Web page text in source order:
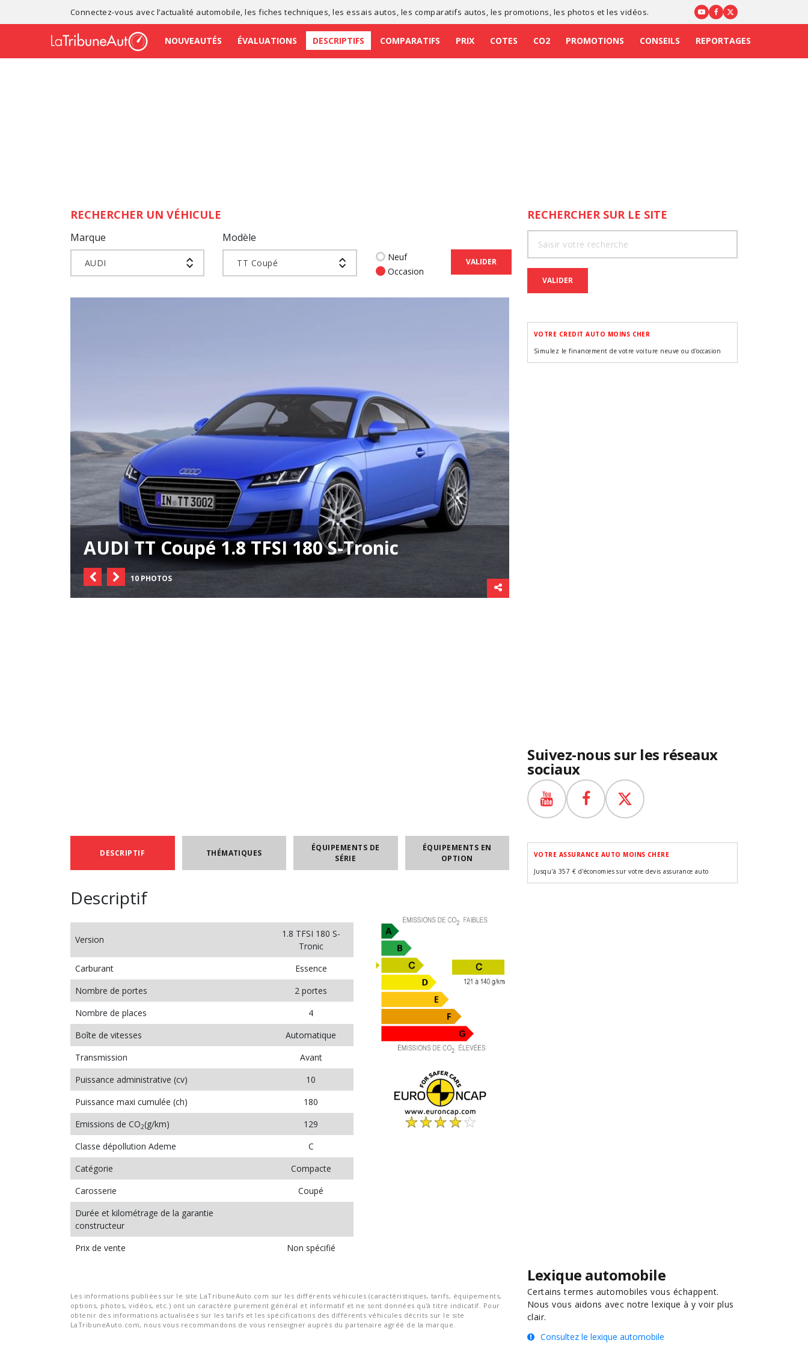
Connectez-vous avec l’actualité automobile , lesfiches techniques , lesessais autos , les comparatifs autos , les promotions , les photos et les vidéos.
NOUVEAUTÉS ÉVALUATIONS DESCRIPTIFS COMPARATIFS PRIX COTES CO2 PROMOTIONS CONSEILS REPORTAGES
RECHERCHER UN VÉHICULE
Marque
AUDI
Modèle
TT Coupé
Neuf
Occasion
VALIDER
AUDI TT Coupé 1.8 TFSI 180 S-Tronic
10 PHOTOS
DESCRIPTIF THÉMATIQUES
ÉQUIPEMENTS DE
SÉRIE
ÉQUIPEMENTS EN
OPTION
Descriptif
Version
1.8 TFSI 180 S-
Tronic
Carburant
Essence
Nombre de portes
2 portes
Nombre de places
4
Boîte de vitesses
Automatique
Transmission
Avant
Puissance administrative (cv)
10
Puissance maxi cumulée (ch)
180
Emissions de CO2(g/km)
129
Classe dépollution Ademe
C
Catégorie
Compacte
Carosserie
Coupé
Durée et kilométrage de la garantie
constructeur
Prix de vente
Non spécifié
Les informations publiées sur le site LaTribuneAuto.com sur les différents véhicules (caractéristiques, tarifs, équipements,
options, photos, vidéos, etc.) ont un caractère purement général et informatif et ne sont données qu'à titre indicatif. Pour
obtenir des informations actualisées sur les tarifs et les spécifications des différents véhicules décrits sur le site
LaTribuneAuto.com, nous vous recommandons de vous renseigner auprès du partenaire agréé de la marque.
RECHERCHER SUR LE SITE
VALIDER
VOTRE CREDIT AUTO MOINS CHER
Simulez le financement de votre voiture neuve ou d'occasion
Suivez-nous sur les réseaux
sociaux
VOTRE ASSURANCE AUTO MOINS CHERE
Jusqu'à 357 € d'économies sur votre devis assurance auto
Lexique automobile
Certains termes automobiles vous échappent.
Nous vous aidons avec notre lexique à y voir plus
clair.
Consultez le lexique automobile